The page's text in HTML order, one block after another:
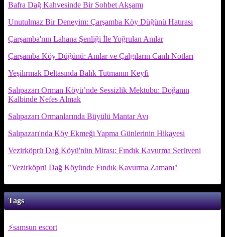
Bafra Dağ Kahvesinde Bir Sohbet Akşamı
Unutulmaz Bir Deneyim: Çarşamba Köy Düğünü Hatırası
Çarşamba'nın Lahana Şenliği İle Yoğrulan Anılar
Çarşamba Köy Düğünü: Anılar ve Çalgıların Canlı Notları
Yeşilırmak Deltasında Balık Tutmanın Keyfi
Salıpazarı Orman Köyü’nde Sessizlik Mektubu: Doğanın
Kalbinde Nefes Almak
Salıpazarı Ormanlarında Büyülü Mantar Avı
Salıpazarı'nda Köy Ekmeği Yapma Günlerinin Hikayesi
Vezirköprü Dağ Köyü'nün Mirası: Fındık Kavurma Serüveni
"Vezirköprü Dağ Köyünde Fındık Kavurma Zamanı"
Tags
samsun escort